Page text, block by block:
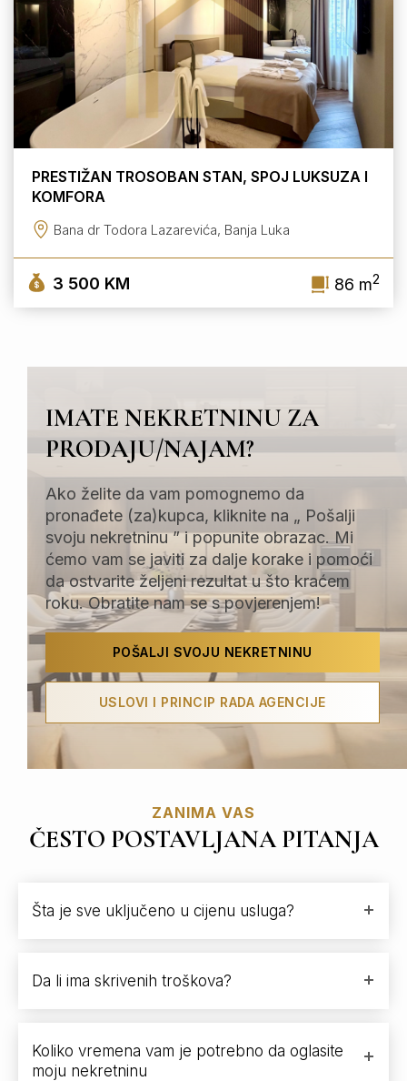
PRESTIŽAN TROSOBAN STAN, SPOJ LUKSUZA I
KOMFORA
Bana dr Todora Lazarevića, Banja Luka
3 500 KM 86 m2
IMATE NEKRETNINU ZA
PRODAJU/NAJAM?
Ako želite da vam pomognemo da
pronađete (za)kupca, kliknite na „ Pošalji
svoju nekretninu ” i popunite obrazac. Mi
ćemo vam se javiti za dalje korake i pomoći
da ostvarite željeni rezultat u što kraćem
roku. Obratite nam se s povjerenjem!
POŠALJI SVOJU NEKRETNINU
USLOVI I PRINCIP RADA AGENCIJE
ZANIMA VAS
ČESTO POSTAVLJANA PITANJA
Šta je sve uključeno u cijenu usluga?
Da li ima skrivenih troškova?
Koliko vremena vam je potrebno da oglasite
moju nekretninu